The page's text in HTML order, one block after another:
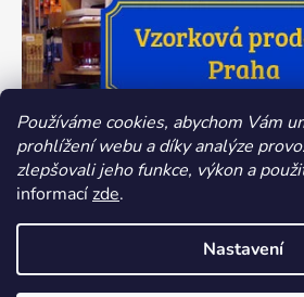
Používáme cookies, abychom Vám
prohlížení webu a díky analýze
zlepšovali jeho funkce, výkon a
informacízde.
Nastavení